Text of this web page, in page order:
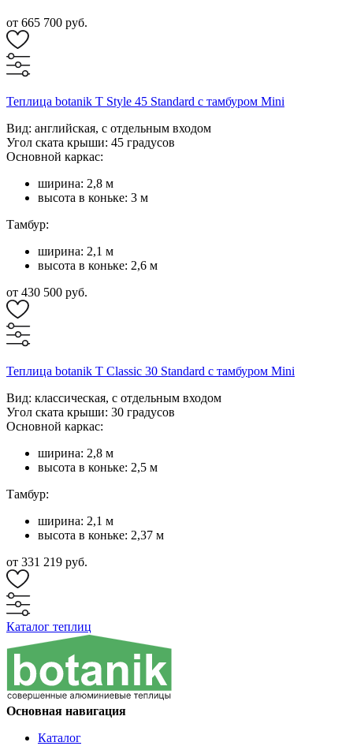
от 665 700 руб.
Теплица botanik T Style 45 Standard с тамбуром Mini
Вид: английская, с отдельным входом
Угол ската крыши: 45 градусов
Основной каркас:
ширина: 2,8 м
высота в коньке: 3 м
Тамбур:
ширина: 2,1 м
высота в коньке: 2,6 м
от 430 500 руб.
Теплица botanik T Classic 30 Standard с тамбуром Mini
Вид: классическая, с отдельным входом
Угол ската крыши: 30 градусов
Основной каркас:
ширина: 2,8 м
высота в коньке: 2,5 м
Тамбур:
ширина: 2,1 м
высота в коньке: 2,37 м
от 331 219 руб.
Каталог теплиц
Основная навигация
Каталог